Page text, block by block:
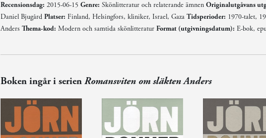
Recensionsdag: 2015-06-15 Genre: Skönlitteratur och relaterande ämnen Originalutgåvans
Daniel Bjugård Platser: Finland, Helsingfors, kliniker, Israel, Gaza Tidsperioder: 1970-talet,
Anders Thema-kod: Modern och samtida skönlitteratur Format (utgivningsdatum): E-bok,
Boken ingår i serien Romansviten om släkten Anders